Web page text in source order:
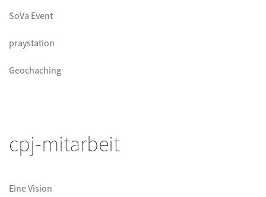
SoVa Event
praystation
Geochaching
cpj-mitarbeit
Eine Vision